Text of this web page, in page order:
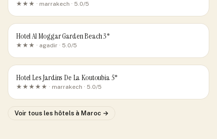
★★★ · marrakech · 5.0/5
Hotel Al Moggar Garden Beach 3*
★★★ · agadir · 5.0/5
Hotel Les Jardins De La Koutoubia 5*
★★★★★ · marrakech · 5.0/5
Voir tous les hôtels à Maroc →